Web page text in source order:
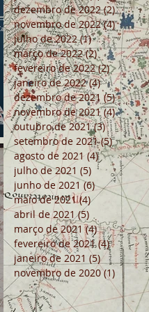
dezembro de 2022 (2)2 posts
novembro de 2022 (4)4 posts
julho de 2022 (1)1 post
março de 2022 (2)2 posts
fevereiro de 2022 (2)2 posts
janeiro de 2022 (4)4 posts
dezembro de 2021 (5)5 posts
novembro de 2021 (4)4 posts
outubro de 2021 (3)3 posts
setembro de 2021 (5)5 posts
agosto de 2021 (4)4 posts
julho de 2021 (5) 5 posts
junho de 2021 (6)6 posts
maio de 2021 (4)4 posts
abril de 2021 (5) 5 posts
março de 2021 (4)4 posts
fevereiro de 2021 (4)4 posts
janeiro de 2021 (5)5 posts
novembro de 2020 (1) 1 post